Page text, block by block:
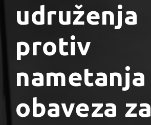
udruženja
protiv
nametanja
obaveza za